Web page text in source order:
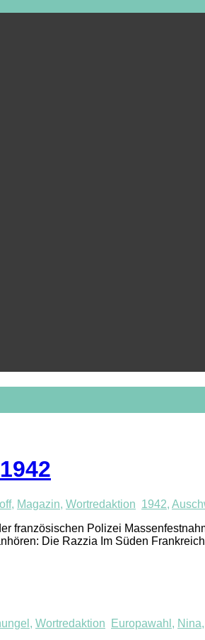
, Magazin, Wortredaktion 1942,
französischen Polizei
Die Razzia Im Süden
, Wortredaktion Europawahl , Nina,